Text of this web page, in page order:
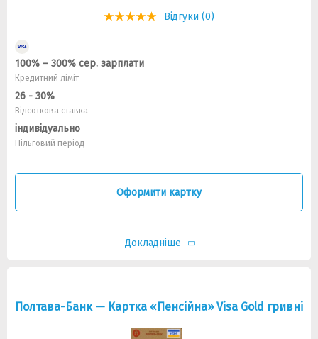
Відгуки (0)
100% – 300% сер. зарплати
Кредитний ліміт
26 - 30%
Відсоткова ставка
індивідуально
Пільговий період
Оформити картку
Докладніше
Полтава-Банк — Картка «Пенсійна» Visa Gold гривнi